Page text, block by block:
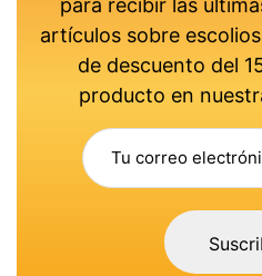
para recibir las
artículos sobre
de descuento del
producto en